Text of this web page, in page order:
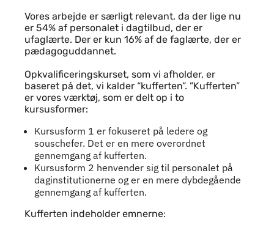
Vores arbejde er særligt relevant, da der lige nu
er 54% af personalet i dagtilbud, der er
ufaglærte. Der er kun 16% af de faglærte, der er
pædagoguddannet.
Opkvalificeringskurset, som vi afholder, er
baseret på det, vi kalder “kufferten”. ”Kufferten”
er vores værktøj, som er delt op i to
kursusformer:
Kursusform 1 er fokuseret på ledere og
souschefer. Det er en mere overordnet
gennemgang af kufferten.
Kursusform 2 henvender sig til personalet på
daginstitutionerne og er en mere dybdegående
gennemgang af kufferten.
Kufferten indeholder emnerne: